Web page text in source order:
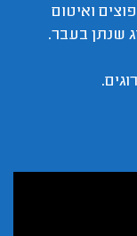
ואיטום
שנתן בעבר.